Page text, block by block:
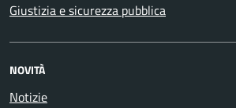
Giustizia e sicurezza pubblica
NOVITÀ
Notizie